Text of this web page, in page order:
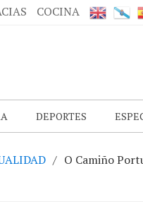
COCINA
DEPORTES
O Camiño